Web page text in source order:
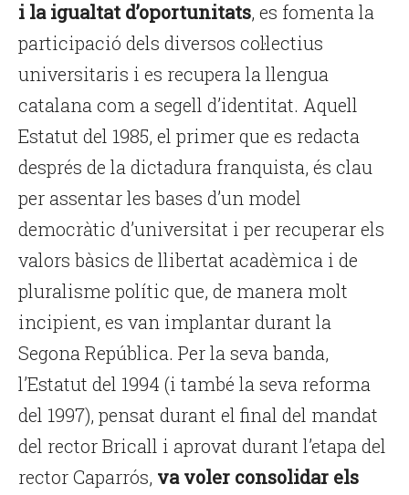
i la igualtat d’oportunitats, es fomenta la
participació dels diversos col·lectius
universitaris i es recupera la llengua
catalana com a segell d’identitat. Aquell
Estatut del 1985, el primer que es redacta
després de la dictadura franquista, és clau
per assentar les bases d’un model
democràtic d’universitat i per recuperar els
valors bàsics de llibertat acadèmica i de
pluralisme polític que, de manera molt
incipient, es van implantar durant la
Segona República. Per la seva banda,
l’Estatut del 1994 (i també la seva reforma
del 1997), pensat durant el final del mandat
del rector Bricall i aprovat durant l’etapa del
rector Caparrós, va voler consolidar els